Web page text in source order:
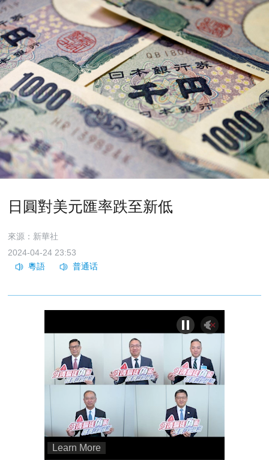
日圓對美元匯率跌至新低
來源：新華社
2024-04-24 23:53